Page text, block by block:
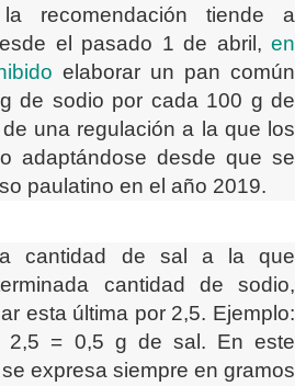
recomendación tiende a
el pasado 1 de abril, en
elaborar un pan común
de sodio por cada 100 g de
una regulación a la que los
adaptándose desde que se
paulatino en el año 2019.
cantidad de sal a la que
cantidad de sodio,
esta última por 2,5. Ejemplo:
= 0,5 g de sal. En este
expresa siempre en gramos